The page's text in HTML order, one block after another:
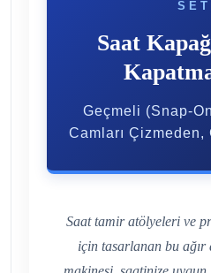
Saat
Geçmeli (Snap-
Camları Çizmeden,
Saat tamir atölyeleri ve
için tasarlanan bu ağır